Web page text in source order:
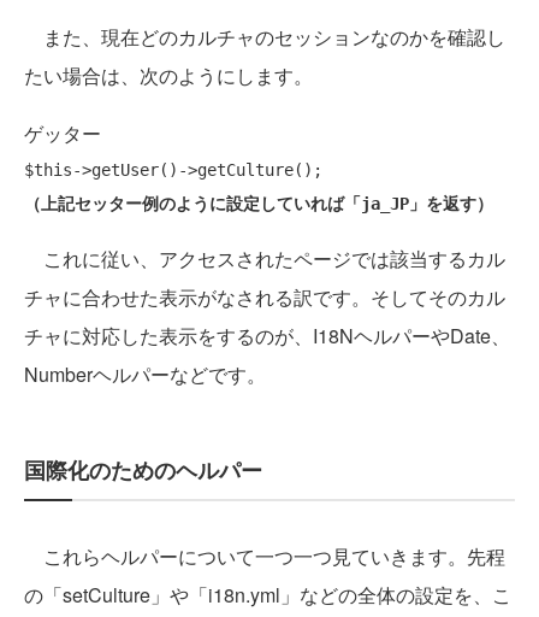
また、現在どのカルチャのセッションなのかを確認し
たい場合は、次のようにします。
ゲッター
（上記セッター例のように設定していれば「ja_JP」を返す）
これに従い、アクセスされたページでは該当するカル
チャに合わせた表示がなされる訳です。そしてそのカル
チャに対応した表示をするのが、I18NヘルパーやDate、
Numberヘルパーなどです。
国際化のためのヘルパー
これらヘルパーについて一つ一つ見ていきます。先程
の「setCulture」や「i18n.yml」などの全体の設定を、こ